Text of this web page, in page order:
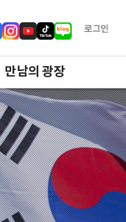
로그인
만남의 광장